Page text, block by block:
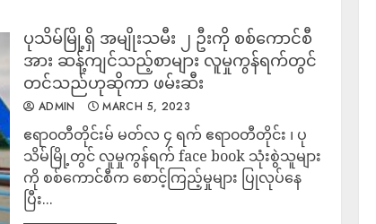
ပုသိမ်မြို့ရှိ အမျိုးသမီး ၂ ဦးကို စစ်ကောင်စီ
အား ဆန့်ကျင်သည့်စာများ လူမှုကွန်ရက်တွင်
တင်သည်ဟုဆိုကာ ဖမ်းဆီး
ADMIN MARCH 5, 2023
ဧရာ၀တီတိုင်းမ် မတ်လ ၄ ရက် ဧရာ၀တီတိုင်း ၊ ပု
သိမ်မြို့တွင် လူမှုကွန်ရက် face book သုံးစွဲသူများ
ကို စစ်ကောင်စီက စောင့်ကြည့်မှုများ ပြုလုပ်နေ
ပြီး...